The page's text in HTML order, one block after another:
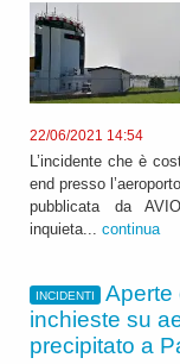
22/06/2021 14:54
L’incidente che è
end presso
pubblicata da
inquieta... continua
INCIDENTI
Aperte
inchieste su
precipitato a